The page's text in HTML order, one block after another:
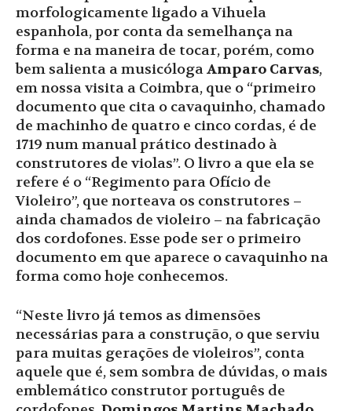
morfologicamente ligado a Vihuela
espanhola, por conta da semelhança na
forma e na maneira de tocar, porém, como
bem salienta a musicólogaAmparo Carvas,
em nossa visita a Coimbra, que o “primeiro
documento que cita o cavaquinho, chamado
de machinho de quatro e cinco cordas, é de
1719 num manual prático destinado à
construtores de violas”. O livro a que ela se
refere é o “Regimento para Ofício de
Violeiro”, que norteava os construtores –
ainda chamados de violeiro – na fabricação
dos cordofones. Esse pode ser o primeiro
documento em que aparece o cavaquinho na
forma como hoje conhecemos.
“Neste livro já temos as dimensões
necessárias para a construção, o que serviu
para muitas gerações de violeiros”, conta
aquele que é, sem sombra de dúvidas, o mais
emblemático construtor português de